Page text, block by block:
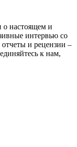
о настоящем и
интервью со
и рецензии –
к нам,